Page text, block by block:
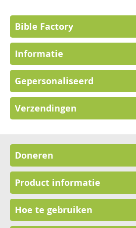
Bible Factory
Informatie
Gepersonaliseerd
Verzendingen
Doneren
Product informatie
Hoe te gebruiken